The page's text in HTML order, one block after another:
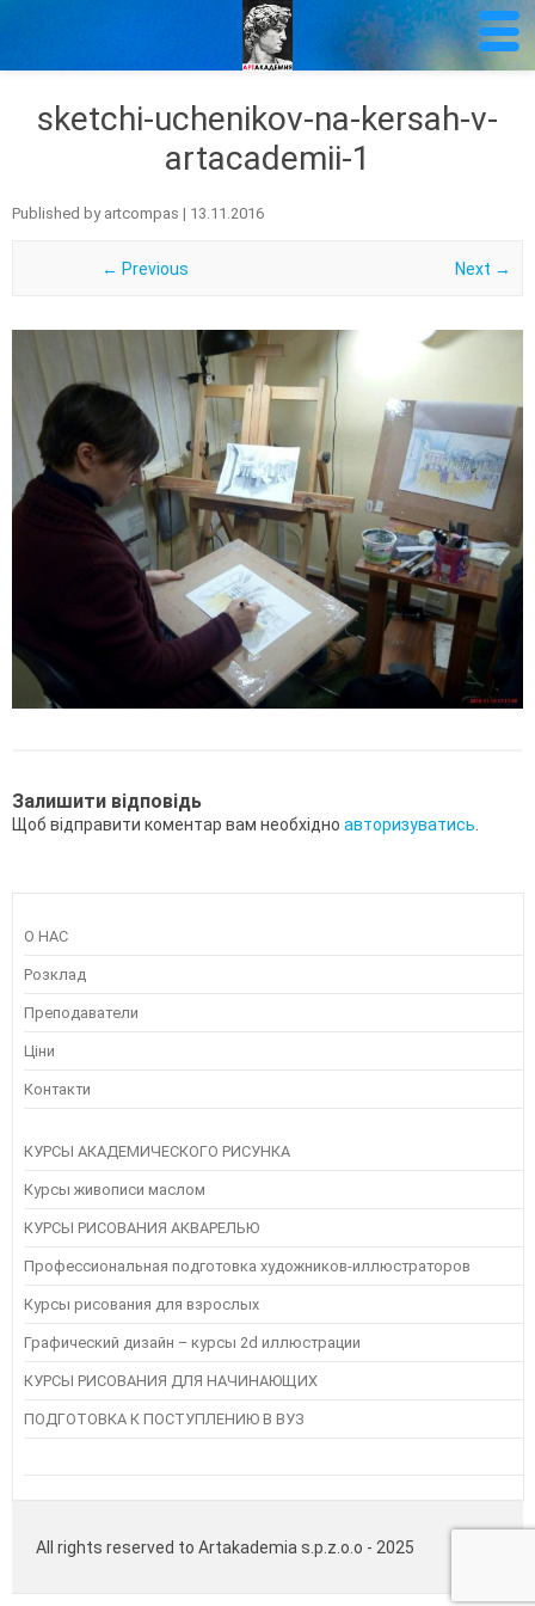
sketchi-uchenikov-na-kersah-v-
artacademii-1
Published by artcompas | 13.11.2016
← Previous Next →
Залишити відповідь
Щоб відправити коментар вам необхідно авторизуватись.
О НАС
Розклад
Преподаватели
Ціни
Контакти
КУРСЫ АКАДЕМИЧЕСКОГО РИСУНКА
Курсы живописи маслом
КУРСЫ РИСОВАНИЯ АКВАРЕЛЬЮ
Профессиональная подготовка художников-иллюстраторов
Курсы рисования для взрослых
Графический дизайн – курсы 2d иллюстрации
КУРСЫ РИСОВАНИЯ ДЛЯ НАЧИНАЮЩИХ
ПОДГОТОВКА К ПОСТУПЛЕНИЮ В ВУЗ
All rights reserved to Artakademia s.p.z.o.o - 2025